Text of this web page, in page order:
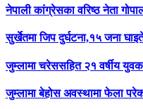
नेपाली कांग्रेसका वरिष्ठ नेता
सुर्खेतमा जिप दुर्घटना,१५ जना
जुम्लामा चरेससहित २१ वर्षीय
जुम्लामा बेहोस अवस्थामा फेला